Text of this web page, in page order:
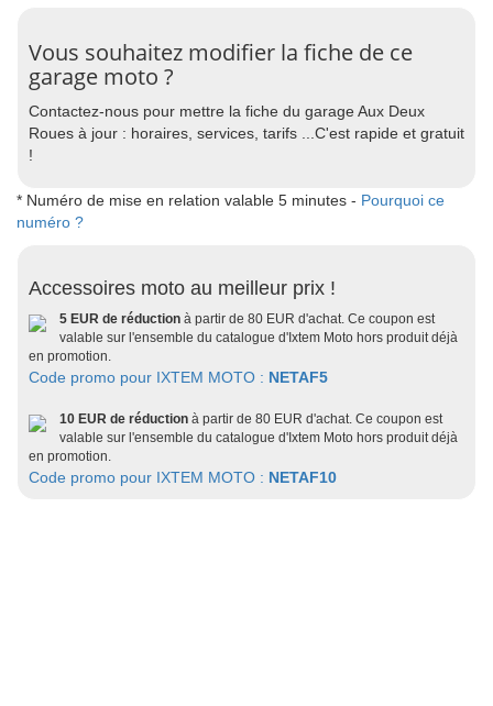
Vous souhaitez modifier la fiche de ce
garage moto ?
Contactez-nous pour mettre la fiche du garage Aux Deux
Roues à jour : horaires, services, tarifs ...C'est rapide et gratuit
!
* Numéro de mise en relation valable 5 minutes - Pourquoi ce
numéro ?
Accessoires moto au meilleur prix !
5 EUR de réduction à partir de 80 EUR d'achat. Ce coupon est
valable sur l'ensemble du catalogue d'Ixtem Moto hors produit déjà
en promotion.
Code promo pour IXTEM MOTO : NETAF5
10 EUR de réduction à partir de 80 EUR d'achat. Ce coupon est
valable sur l'ensemble du catalogue d'Ixtem Moto hors produit déjà
en promotion.
Code promo pour IXTEM MOTO : NETAF10